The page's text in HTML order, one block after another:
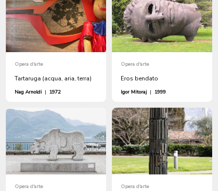
Opera d'arte
Tartaruga (acqua, aria, terra)
Nag Arnoldi | 1972
Opera d'arte
Eros bendato
Igor Mitoraj | 1999
Opera d'arte Opera d'arte